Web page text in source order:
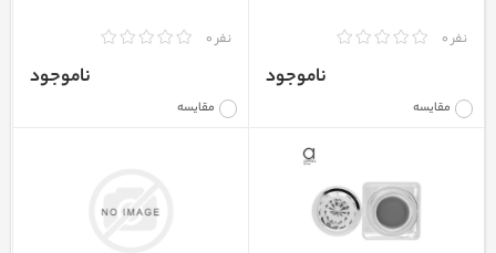
نفر 0
مقایسه
ناموجود
نفر 0
مقایسه
ناموجود